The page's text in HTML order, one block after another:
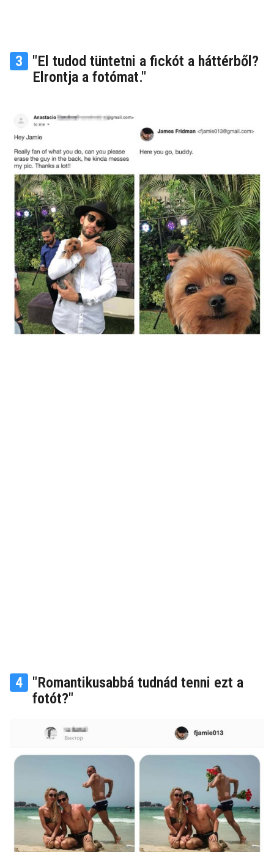
3
"El tudod tüntetni a fickót a háttérből?
Elrontja a fotómat."
4 "Romantikusabbá tudnád tenni ezt a
fotót?"